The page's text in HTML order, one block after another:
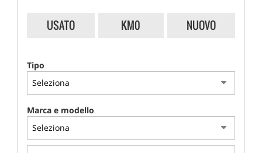
USATO KM0 NUOVO
Tipo
Marca e modello